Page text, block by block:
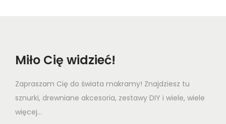
Miło Cię widzieć!
Zapraszam Cię do świata makramy! Znajdziesz tu
sznurki, drewniane akcesoria, zestawy DIY i wiele, wiele
więcej...